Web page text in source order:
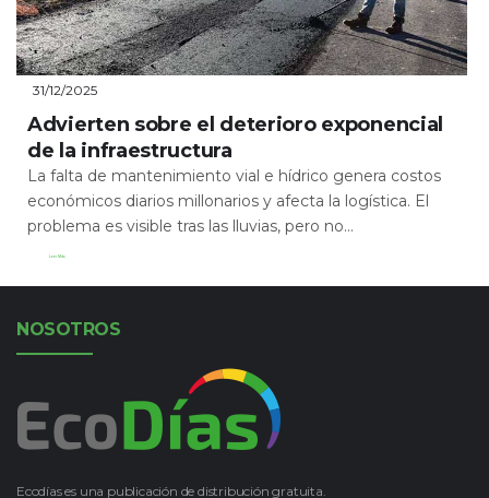
31/12/2025
Advierten sobre el deterioro exponencial
de la infraestructura
La falta de mantenimiento vial e hídrico genera costos
económicos diarios millonarios y afecta la logística. El
problema es visible tras las lluvias, pero no...
Leer Más
NOSOTROS
Ecodías es una publicación de distribución gratuita.